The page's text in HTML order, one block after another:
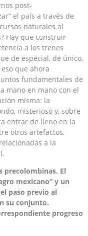
post-
el país a través de
naturales al
Hay que construir
a los trenes
de especial, de único,
que ahora
fundamentales de
mano en mano con el
misma: la
misterioso y, sobre
entrar de lleno en la
otros artefactos,
a la
precolombinas. El
mexicano” y un
paso previo al
su conjunto.
progreso